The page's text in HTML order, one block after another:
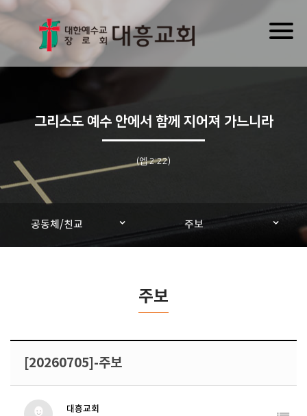
그리스도 예수 안에서 함께 지어져 가느니라
(엡 2:22)
공동체/친교 주보
주보
[20260705]-주보
대흥교회